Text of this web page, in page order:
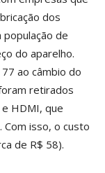
dos
de
do aparelho.
ao câmbio do
retirados
HDMI, que
isso, o custo
de R$ 58).